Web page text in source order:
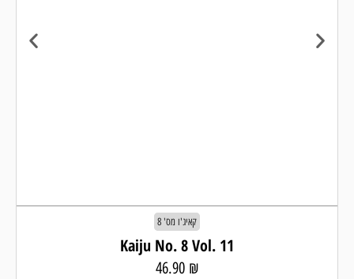
קאיג'ו מס' 8
Kaiju No. 8 Vol. 11
46.90 ₪